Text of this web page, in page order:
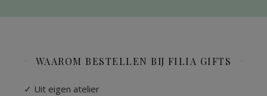
WAAROM BESTELLEN BIJ FILIA GIFTS
✓ Uit eigen atelier